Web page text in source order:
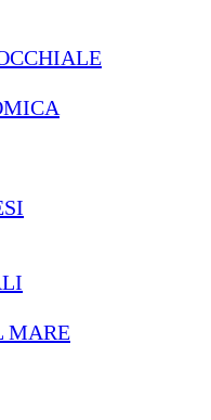
MARE